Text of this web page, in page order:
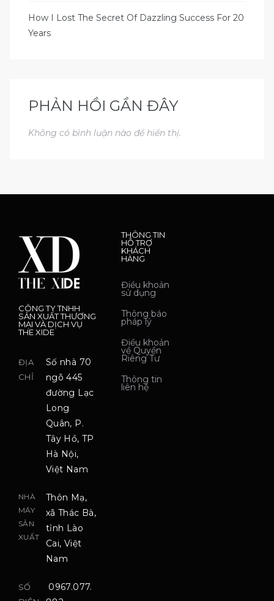
How I Lost The Secret Of Dazzling Success For 20
Years
PHẢN HỒI GẦN ĐÂY
Không có bình luận nào để hiển thị.
CÔNG TY TNHH
SẢN XUẤT THƯƠNG
MẠI VÀ DỊCH VỤ
THE XIDE
ĐỊA
CHỈ
Số nhà 70
ngõ 445
đường Lạc
Long
Quân, P.
Tây Hồ, TP
Hà Nội,
Việt Nam
NHÀ
MÁY
SẢN
XUẤT
Thôn Mạ,
xã Thác Bà,
tỉnh Lào
Cai, Việt
Nam
SỐ
0967.077.
THÔNG TIN
HỖ TRỢ
KHÁCH
HÀNG
Điều khoản
sử dụng
Thông báo
pháp lý
Điều khoản
về Quyền
Riêng Tư
Thông tin
liên hệ